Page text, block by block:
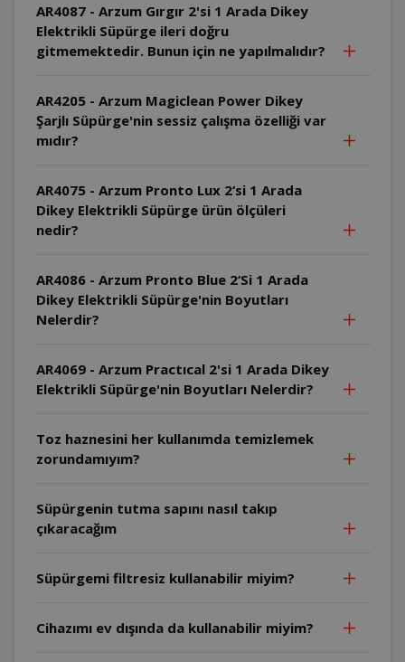
AR4087 - Arzum Gırgır 2'si 1 Arada Dikey
Elektrikli Süpürge ileri doğru
gitmemektedir. Bunun için ne yapılmalıdır?
AR4205 - Arzum Magiclean Power Dikey
Şarjlı Süpürge'nin sessiz çalışma özelliği var
mıdır?
AR4075 - Arzum Pronto Lux 2‘si 1 Arada
Dikey Elektrikli Süpürge ürün ölçüleri
nedir?
AR4086 - Arzum Pronto Blue 2‘Si 1 Arada
Dikey Elektrikli Süpürge'nin Boyutları
Nelerdir?
AR4069 - Arzum Practıcal 2'si 1 Arada Dikey
Elektrikli Süpürge'nin Boyutları Nelerdir?
Toz haznesini her kullanımda temizlemek
zorundamıyım?
Süpürgenin tutma sapını nasıl takıp
çıkaracağım
Süpürgemi filtresiz kullanabilir miyim?
Cihazımı ev dışında da kullanabilir miyim?